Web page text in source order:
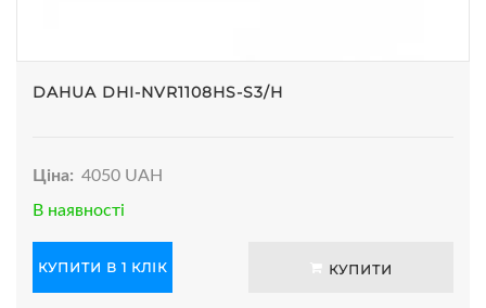
DAHUA DHI-NVR1108HS-S3/H
Ціна: 4050 UAH
В наявності
КУПИТИ В 1 КЛІК КУПИТИ